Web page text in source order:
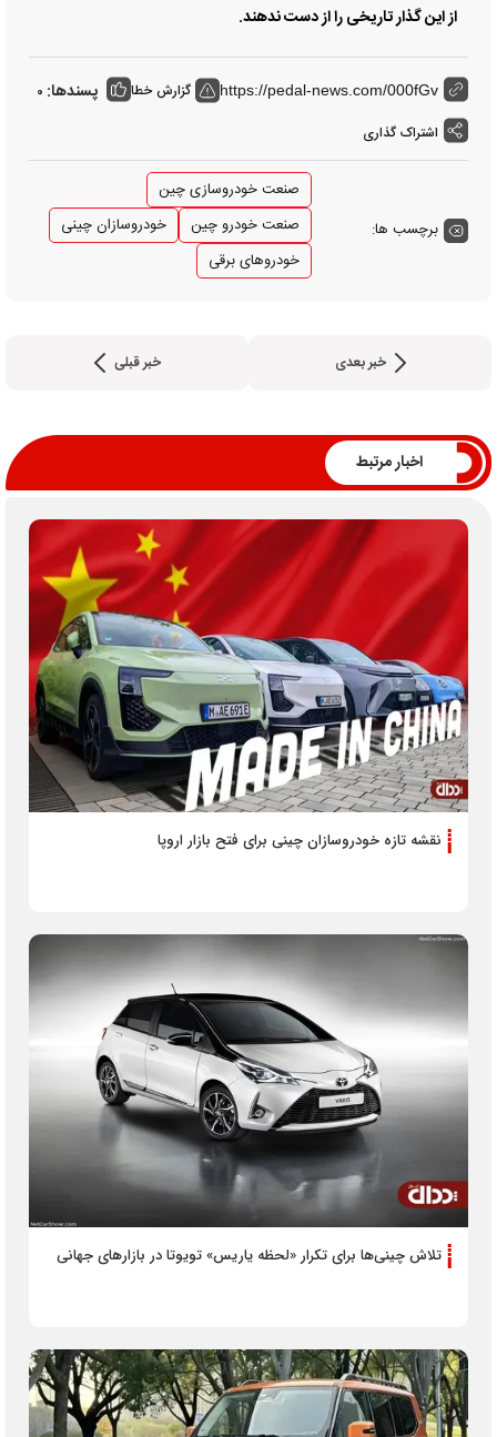
از این گذار تاریخی را از دست ندهند.
https://pedal-news.com/000fGv گزارش خطا پسندها: 0
اشتراک گذاری
برچسب ها:
صنعت خودروسازی چین
صنعت خودرو چین
خودروسازان چینی
خودروهای برقی
خبر بعدی خبر قبلی
اخبار مرتبط
نقشه تازه خودروسازان چینی برای فتح بازار اروپا
تلاش چینی‌ها برای تکرار «لحظه یاریس» تویوتا در بازارهای جهانی